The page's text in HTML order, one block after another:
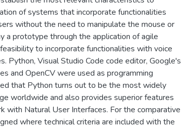
of systems that incorporate functionalities
without the need to manipulate the mouse or
a prototype through the application of agile
to incorporate functionalities with voice
Python, Visual Studio Code code editor, Google's
and OpenCV were used as programming
that Python turns out to be the most widely
worldwide and also provides superior features
with Natural User Interfaces. For the comparative
where technical criteria are included with the